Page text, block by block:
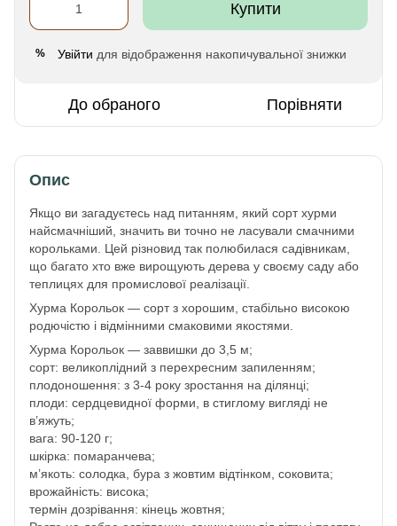
Купити
% Увійти для відображення накопичувальної знижки
До обраного Порівняти
Опис
Якщо ви загадуєтесь над питанням, який сорт хурми
найсмачніший, значить ви точно не ласували смачними
корольками. Цей різновид так полюбилася садівникам,
що багато хто вже вирощують дерева у своєму саду або
теплицях для промислової реалізації.
Хурма Корольок — сорт з хорошим, стабільно високою
родючістю і відмінними смаковими якостями.
Хурма Корольок — заввишки до 3,5 м;
сорт: великоплідний з перехресним запиленням;
плодоношення: з 3-4 року зростання на ділянці;
плоди: сердцевидної форми, в стиглому вигляді не
в’яжуть;
вага: 90-120 г;
шкірка: помаранчева;
м’якоть: солодка, бура з жовтим відтінком, соковита;
врожайність: висока;
термін дозрівання: кінець жовтня;